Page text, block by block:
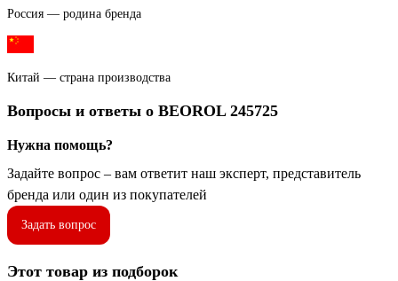
Россия — родина бренда
Китай — страна производства
Вопросы и ответы о BEOROL 245725
Нужна помощь?
Задайте вопрос – вам ответит наш эксперт, представитель
бренда или один из покупателей
Задать вопрос
Этот товар из подборок